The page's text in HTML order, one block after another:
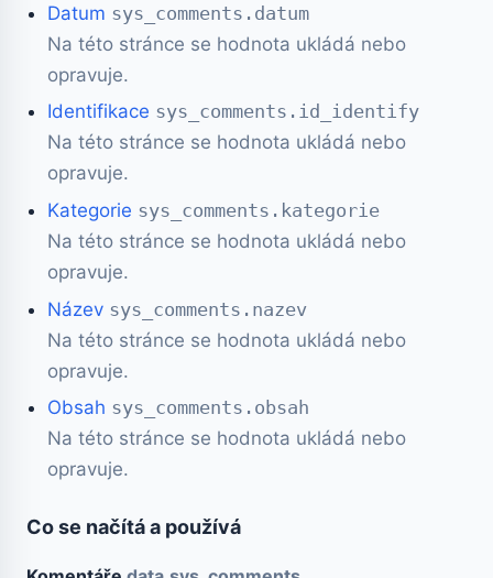
Datum sys_comments.datum
Na této stránce se hodnota ukládá nebo
opravuje.
Identifikace sys_comments.id_identify
Na této stránce se hodnota ukládá nebo
opravuje.
Kategorie sys_comments.kategorie
Na této stránce se hodnota ukládá nebo
opravuje.
Název sys_comments.nazev
Na této stránce se hodnota ukládá nebo
opravuje.
Obsah sys_comments.obsah
Na této stránce se hodnota ukládá nebo
opravuje.
Co se načítá a používá